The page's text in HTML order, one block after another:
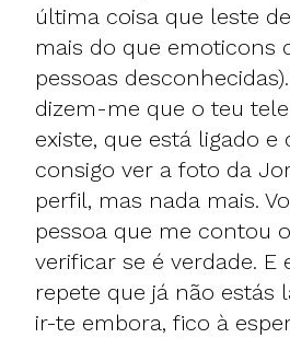
última coisa que leste
mais do que emoticons
pessoas
dizem-me que o teu
existe, que está ligado e
consigo ver a foto da
perfil, mas nada mais.
pessoa que me contou
verificar se é verdade. E
repete que já não estás
ir-te embora, fico à